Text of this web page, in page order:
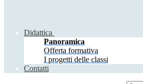
Didattica
Panoramica
Offerta formativa
I progetti delle classi
Contatti